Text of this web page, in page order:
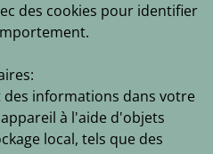
des cookies pour identifier
informations dans votre
à l'aide d'objets
local, tels que des